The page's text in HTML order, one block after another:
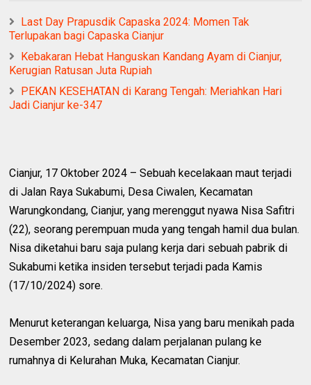
Last Day Prapusdik Capaska 2024: Momen Tak
Terlupakan bagi Capaska Cianjur
Kebakaran Hebat Hanguskan Kandang Ayam di Cianjur,
Kerugian Ratusan Juta Rupiah
PEKAN KESEHATAN di Karang Tengah: Meriahkan Hari
Jadi Cianjur ke-347
Cianjur, 17 Oktober 2024 – Sebuah kecelakaan maut terjadi
di Jalan Raya Sukabumi, Desa Ciwalen, Kecamatan
Warungkondang, Cianjur, yang merenggut nyawa Nisa Safitri
(22), seorang perempuan muda yang tengah hamil dua bulan.
Nisa diketahui baru saja pulang kerja dari sebuah pabrik di
Sukabumi ketika insiden tersebut terjadi pada Kamis
(17/10/2024) sore.
Menurut keterangan keluarga, Nisa yang baru menikah pada
Desember 2023, sedang dalam perjalanan pulang ke
rumahnya di Kelurahan Muka, Kecamatan Cianjur.